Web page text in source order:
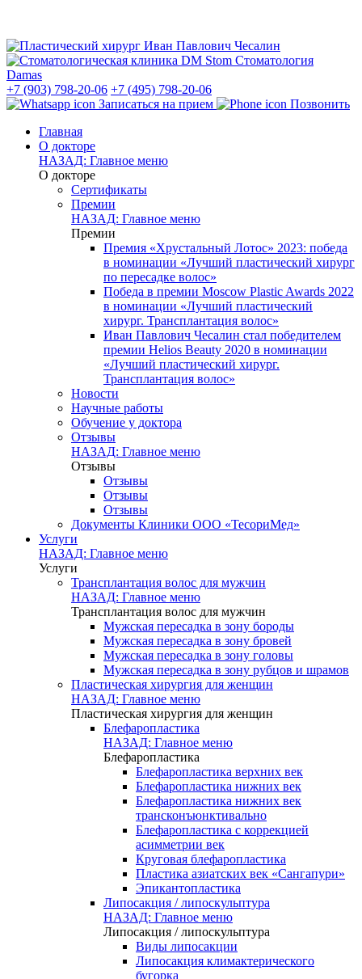
Стоматология
Damas
+7 (903) 798-20-06 +7 (495) 798-20-06
Записаться на прием
Позвонить
Главная
О докторе
НАЗАД: Главное меню
О докторе
Сертификаты
Премии
НАЗАД: Главное меню
Премии
Премия «Хрустальный Лотос» 2023: победа
в номинации «Лучший пластический хирург
по пересадке волос»
Победа в премии Moscow Plastic Awards 2022
в номинации «Лучший пластический
хирург. Трансплантация волос»
Иван Павлович Чесалин стал победителем
премии Helios Beauty 2020 в номинации
«Лучший пластический хирург.
Трансплантация волос»
Новости
Научные работы
Обучение у доктора
Отзывы
НАЗАД: Главное меню
Отзывы
Отзывы
Отзывы
Отзывы
Документы Клиники ООО «ТесориМед»
Услуги
НАЗАД: Главное меню
Услуги
Трансплантация волос для мужчин
НАЗАД: Главное меню
Трансплантация волос для мужчин
Мужская пересадка в зону бороды
Мужская пересадка в зону бровей
Мужская пересадка в зону головы
Мужская пересадка в зону рубцов и шрамов
Пластическая хирургия для женщин
НАЗАД: Главное меню
Пластическая хирургия для женщин
Блефаропластика
НАЗАД: Главное меню
Блефаропластика
Блефаропластика верхних век
Блефаропластика нижних век
Блефаропластика нижних век
трансконъюнктивально
Блефаропластика с коррекцией
асимметрии век
Круговая блефаропластика
Пластика азиатских век «Сангапури»
Эпикантопластика
Липосакция / липоскульптура
НАЗАД: Главное меню
Липосакция / липоскульптура
Виды липосакции
Липосакция климактерического
бугорка